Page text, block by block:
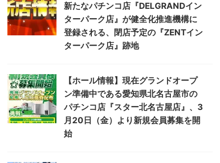
新たなパチンコ店『DELGRANDイン
ターパーク店』が健全化推進機構に
登録される、閉店予定の『ZENTイン
ターパーク店』跡地
【ホール情報】現在グランドオープ
ン準備中である愛知県北名古屋市の
パチンコ店『スター北名古屋店』、3
月20日（金）より新規会員募集を開
始